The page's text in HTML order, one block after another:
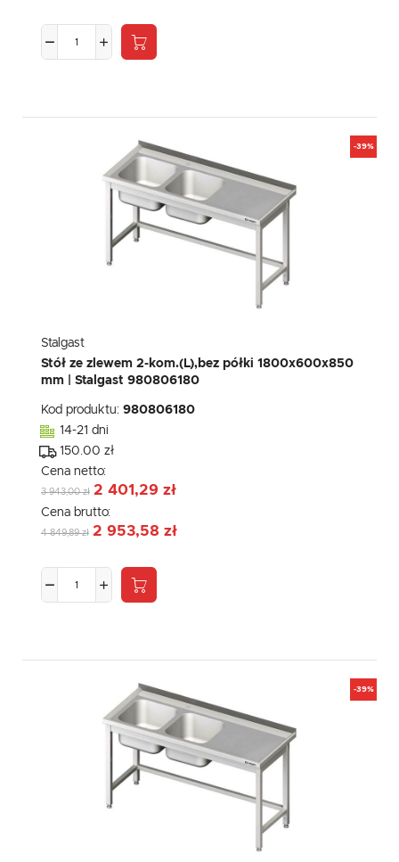
-39%
Stalgast
Stół ze zlewem 2-kom.(L),bez półki 1800x600x850
mm | Stalgast 980806180
Kod produktu: 980806180
14-21 dni
150.00 zł
Cena netto:
3 943,00 zł 2 401,29 zł
Cena brutto:
4 849,89 zł 2 953,58 zł
-39%